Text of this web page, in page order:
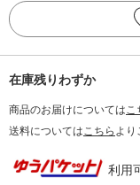
在庫残りわずか
商品のお届けについてはこ
送料についてはこちら より
利用